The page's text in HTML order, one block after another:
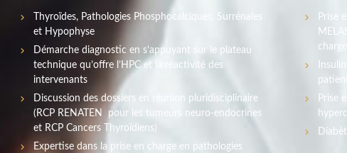
Thyroïdes, Pathologies Phosphocalciques, Surrénales
et Hypophyse
Démarche diagnostic en s’appuyant sur le plateau
technique qu’offre l’HPC et la réactivité des
intervenants
Discussion des dossiers en réunion pluridisciplinaire
(RCP RENATEN pour les tumeurs neuro-endocrines
et RCP Cancers Thyroïdiens)
Expertise dans la prise en charge en pathologies
Prise
patient
Prise